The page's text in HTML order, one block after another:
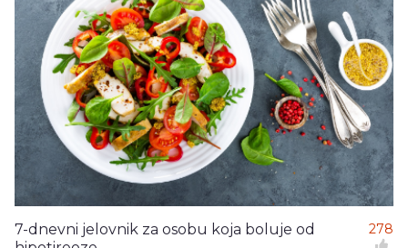
7-dnevni jelovnik za osobu koja boluje od
278